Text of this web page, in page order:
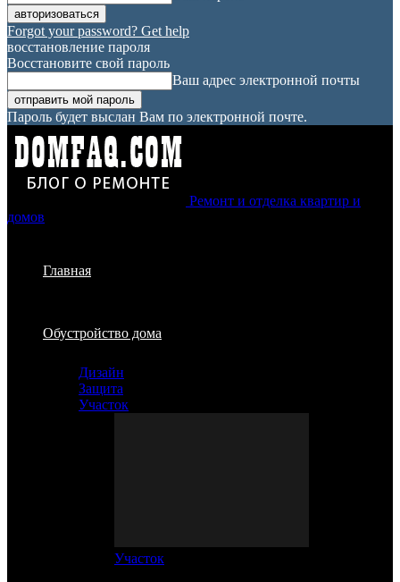
Forgot your password? Get help
восстановление пароля
Восстановите свой пароль
Ваш адрес электронной почты
Пароль будет выслан Вам по электронной почте.
Ремонт и отделка квартир и
домов
Главная
Обустройство дома
Дизайн
Защита
Участок
Участок